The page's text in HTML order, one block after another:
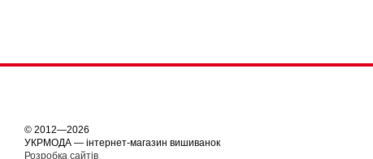
© 2012—2026
УКРМОДА — інтернет-магазин вишиванок
Розробка сайтів